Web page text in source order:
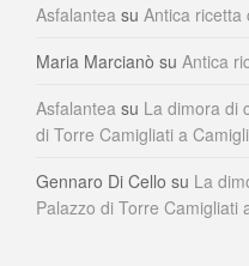
Asfalantea su Antica ricetta
Maria Marcianò su Antica
Asfalantea su La dimora di
di Torre Camigliati a
Gennaro Di Cello su La
Palazzo di Torre Camigliati